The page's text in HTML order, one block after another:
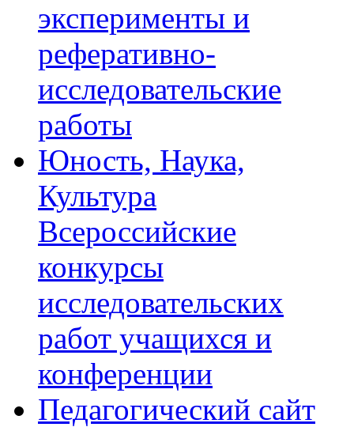
эксперименты и
реферативно-
исследовательские
работы
Юность, Наука,
Культура
Всероссийские
конкурсы
исследовательских
работ учащихся и
конференции
Педагогический сайт